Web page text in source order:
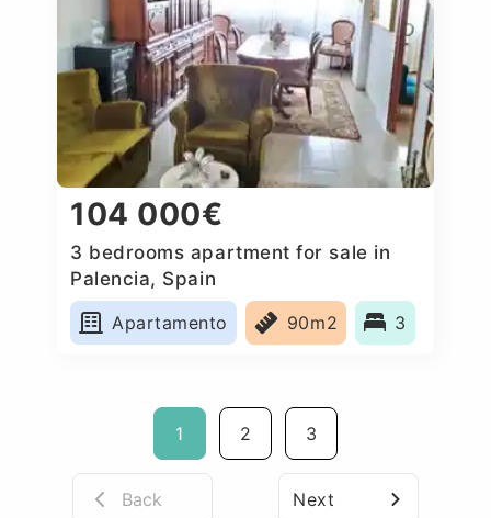
104 000€
3 bedrooms apartment for sale in
Palencia, Spain
Apartamento
90m2 3
1 2 3
Back Next